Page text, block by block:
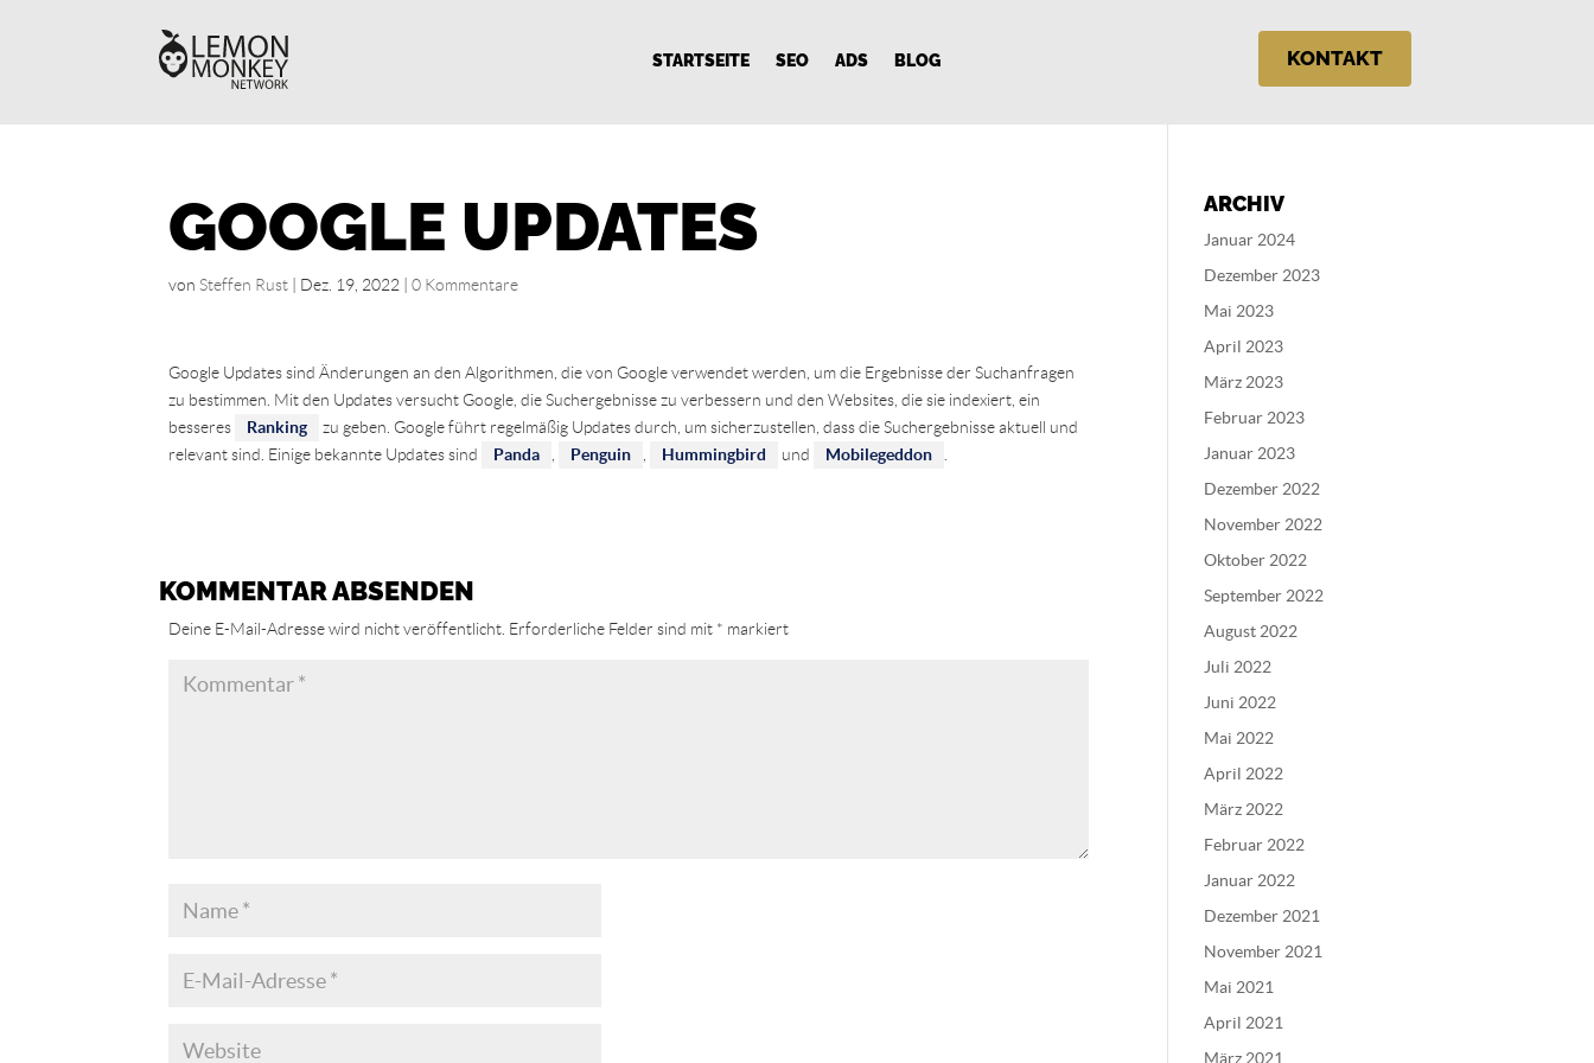
STARTSEITE SEO ADS BLOG KONTAKT
GOOGLE UPDATES
vonSteffen Rust Dez. 19, 2022 |0 Kommentare
Google Updates sind Änderungen an den Algorithmen, die von Google verwendet werden, um die Ergebnisse der Suchanfragen
zu bestimmen. Mit den Updates versucht Google, die Suchergebnisse zu verbessern und den Websites, die sie indexiert, ein
besseres
Ranking
zu geben. Google führt regelmäßig Updates durch, um sicherzustellen, dass die Suchergebnisse aktuell und
relevant sind. Einige bekannte Updates sind
Panda Penguin Hummingbird und Mobilegeddon
KOMMENTAR ABSENDEN
Deine E-Mail-Adresse wird nicht veröffentlicht. Erforderliche Felder sind mit * markiert
ARCHIV
Januar 2024
Dezember 2023
Mai 2023
April 2023
März 2023
Februar 2023
Januar 2023
Dezember 2022
November 2022
Oktober 2022
September 2022
August 2022
Juli 2022
Juni 2022
Mai 2022
April 2022
März 2022
Februar 2022
Januar 2022
Dezember 2021
November 2021
Mai 2021
April 2021
März 2021